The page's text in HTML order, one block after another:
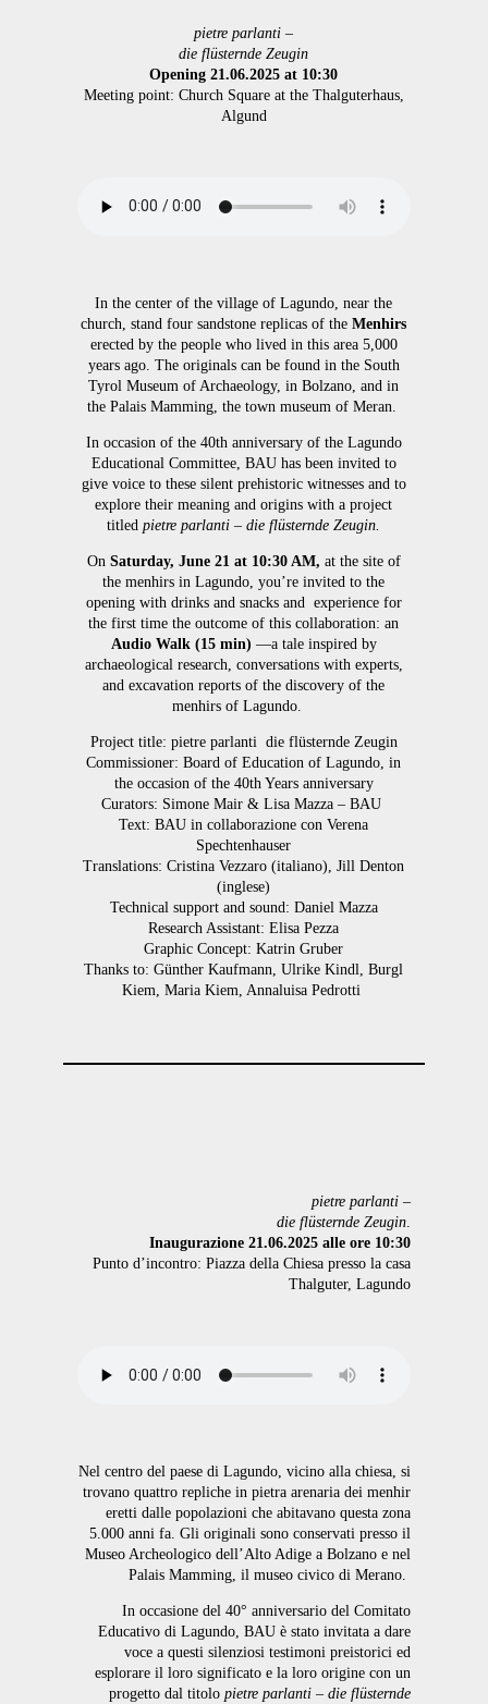
pietre parlanti –
dieflüsternde Zeugin
Opening 21.06.2025 at 10:30
Meeting point: Church Square at the Thalguterhaus,
Algund
In the center of the village of Lagundo, near the
church, stand four sandstone replicas of theMenhirs
erected by the people who lived in this area 5,000
years ago. The originals can be found in the South
Tyrol Museum of Archaeology, in Bolzano, and in
the Palais Mamming, the town museum of Meran.
In occasion of the 40th anniversary of the Lagundo
Educational Committee, BAU has been invited to
give voice to these silent prehistoric witnesses and to
explore their meaning and origins with a project
titledpietre parlanti –dieflüsternde Zeugin.
On Saturday, June 21 at 10:30 AM, at the site of
the menhirs in Lagundo, you’re invited to the
opening with drinks and snacks and experience for
the first time the outcome of this collaboration: an
AudioWalk (15 min) —a tale inspired by
archaeological research, conversations with experts,
and excavation reports of the discovery of the
menhirs of Lagundo.
Project title: pietre parlanti die flüsternde Zeugin
Commissioner: Board of Education of Lagundo, in
the occasion of the 40th Years anniversary
Curators: Simone Mair & Lisa Mazza – BAU
Text: BAU in collaborazione con Verena
Spechtenhauser
Translations: Cristina Vezzaro (italiano), Jill Denton
(inglese)
Technical support and sound: Daniel Mazza
Research Assistant: Elisa Pezza
Graphic Concept: Katrin Gruber
Thanks to: Günther Kaufmann, Ulrike Kindl, Burgl
Kiem, Maria Kiem, Annaluisa Pedrotti
pietre parlanti –
die flüsternde Zeugin.
Inaugurazione 21.06.2025 alle ore 10:30
Punto d’incontro: Piazza della Chiesa presso la casa
Thalguter, Lagundo
Nel centro del paese di Lagundo, vicino alla chiesa, si
trovano quattro repliche in pietra arenaria dei menhir
eretti dalle popolazioni che abitavano questa zona
5.000 anni fa. Gli originali sono conservati presso il
Museo Archeologico dell’Alto Adige a Bolzano e nel
Palais Mamming, il museo civico di Merano.
In occasione del 40° anniversario del Comitato
Educativo di Lagundo, BAU è stato invitata a dare
voce a questi silenziosi testimoni preistorici ed
esplorare il loro significato e la loro origine con un
progetto dal titolo pietre parlanti – die flüsternde